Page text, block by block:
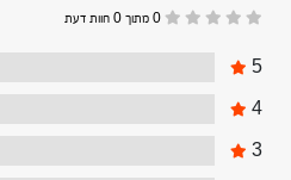
5
4
3